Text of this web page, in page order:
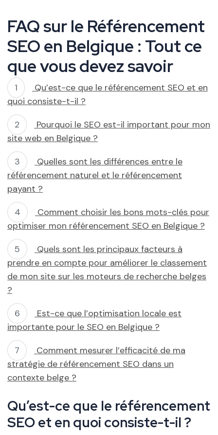
FAQ sur le Référencement
SEO en Belgique : Tout ce
que vous devez savoir
Qu’est-ce que le référencement SEO et en
quoi consiste-t-il ?
Pourquoi le SEO est-il important pour mon
site web en Belgique ?
Quelles sont les différences entre le
référencement naturel et le référencement
payant ?
Comment choisir les bons mots-clés pour
optimiser mon référencement SEO en Belgique ?
Quels sont les principaux facteurs à
prendre en compte pour améliorer le classement
de mon site sur les moteurs de recherche belges
?
Est-ce que l’optimisation locale est
importante pour le SEO en Belgique ?
Comment mesurer l’efficacité de ma
stratégie de référencement SEO dans un
contexte belge ?
Qu’est-ce que le référencement
SEO et en quoi consiste-t-il ?